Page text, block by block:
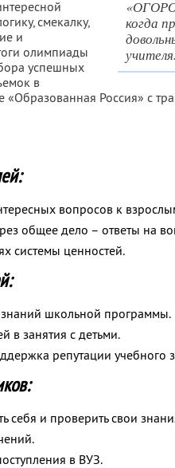
когда
учителя.
смекалку,
и
олимпиады
успешных
в
«Образованная Россия» с
вопросов к
общее дело – ответы на
системы ценностей.
знаний школьной программы.
в занятия с детьми.
репутации учебного
себя и проверить свои
в ВУЗ.